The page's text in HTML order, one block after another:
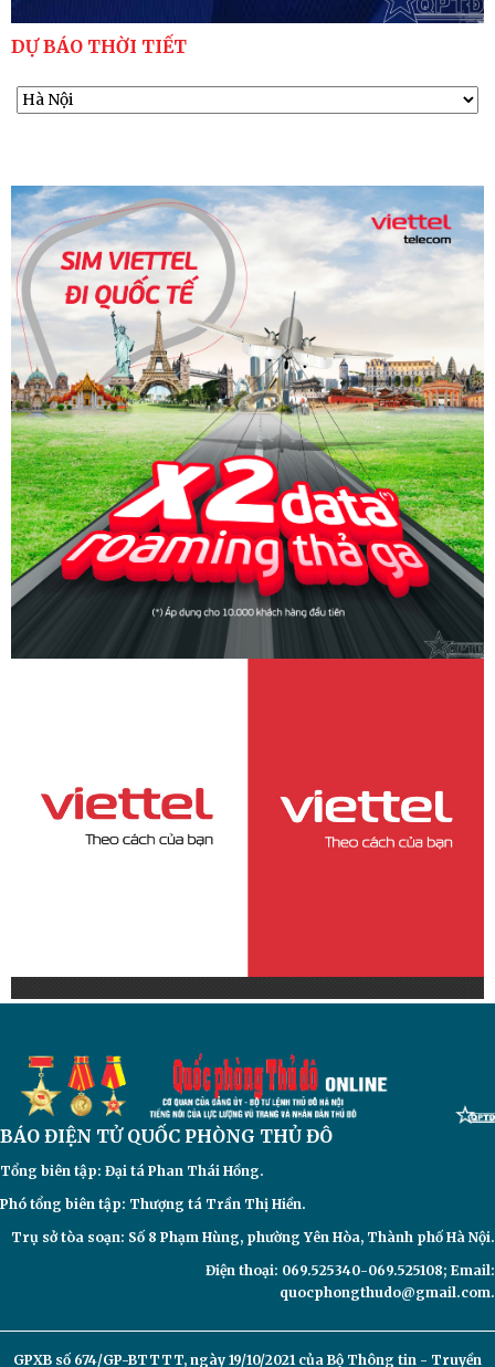
DỰ BÁO THỜI TIẾT
BÁO ĐIỆN TỬQUỐC PHÒNG THỦ ĐÔ
Tổng biên tập: Đại tá Phan Thái Hồng.
Phó tổng biên tập: Thượng tá Trần Thị Hiền.
Trụ sở tòa soạn: Số 8 Phạm Hùng, phường Yên Hòa, Thành phố Hà Nội.
Điện thoại: 069.525340-069.525108; Email:
quocphongthudo@gmail.com.
GPXB số 674/GP-BTTTT, ngày 19/10/2021 của Bộ Thông tin - Truyền